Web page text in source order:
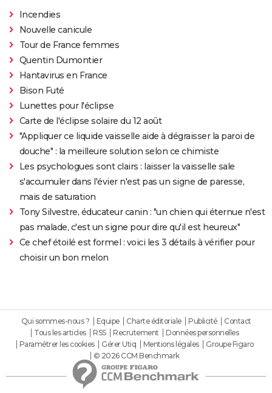
Incendies
Nouvelle canicule
Tour de France femmes
Quentin Dumontier
Hantavirus en France
Bison Futé
Lunettes pour l'éclipse
Carte de l'éclipse solaire du 12 août
"Appliquer ce liquide vaisselle aide à dégraisser la paroi de
douche" : la meilleure solution selon ce chimiste
Les psychologues sont clairs : laisser la vaisselle sale
s'accumuler dans l'évier n'est pas un signe de paresse,
mais de saturation
Tony Silvestre, éducateur canin : "un chien qui éternue n'est
pas malade, c'est un signe pour dire qu'il est heureux"
Ce chef étoilé est formel : voici les 3 détails à vérifier pour
choisir un bon melon
Qui sommes-nous ? Equipe Charte éditoriale Publicité
Contact
Tous les articles
RSS Recrutement
Données personnelles
Paramétrer les cookies
Gérer Utiq Mentions légales
Groupe Figaro
© 2026 CCM Benchmark